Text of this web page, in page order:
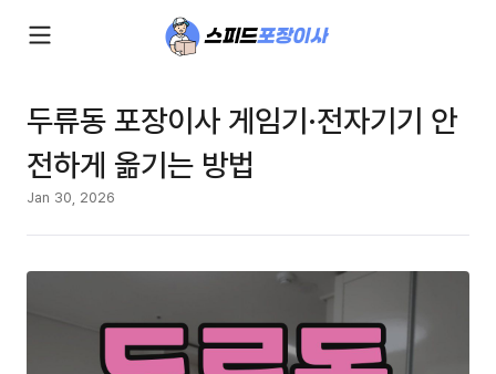
두류동 포장이사 게임기·전자기기 안
전하게 옮기는 방법
Jan 30, 2026